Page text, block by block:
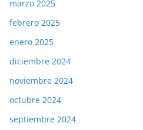
marzo 2025
febrero 2025
enero 2025
diciembre 2024
noviembre 2024
octubre 2024
septiembre 2024